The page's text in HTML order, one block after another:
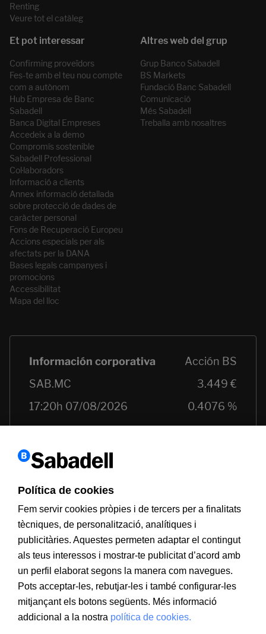
Renting
Veure tot el catàleg
Confirming proveïdors
Fes-te amb el teu nou compte
com a autònom
Hub Empresa de Banc
Sabadell
Banca Digital Empreses
Accedeix a la demo
Compromís sostenible
Sabadell Professional
Col·laboradors
Informació a clients
Annex informació detallada
sobre protecció de dades de
caràcter personal
Fons de Recuperació Europeu
Accions especials per als
afectats per la DANA
Bases legals campanyes i
promocions
Accessibilitat
Mapa del lloc
Grup Banco Sabadell
BS Markets
Fundació Banc Sabadell
Comunicació
Més Sabadell
Treballa amb nosaltres
Informació a clients PSD2
MIFID
Documentació PRIIPS
Avís legalPolítica de cookies
Atenció al client
Política de cookies
Fem servir cookies pròpies i de tercers per a finalitats
tècniques, de personalització, analítiques i
publicitàries. Aquestes permeten adaptar el contingut
als teus interessos i mostrar-te publicitat d’acord amb
un perfil elaborat segons la manera com navegues.
Pots acceptar-les, rebutjar-les i també configurar-les
mitjançant els botons següents. Més informació
addicional a la nostra política de cookies.